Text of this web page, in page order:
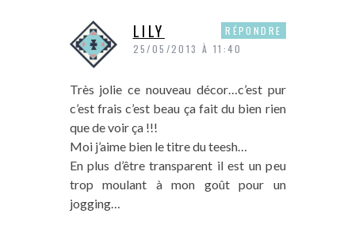
LILY
25/05/2013 À 11:40
Très jolie ce nouveau décor…c’est pur
c’est frais c’est beau ça fait du bien rien
que de voir ça !!!
Moi j’aime bien le titre du teesh…
En plus d’être transparent il est un peu
trop moulant à mon goût pour un
jogging…
RÉPONDRE